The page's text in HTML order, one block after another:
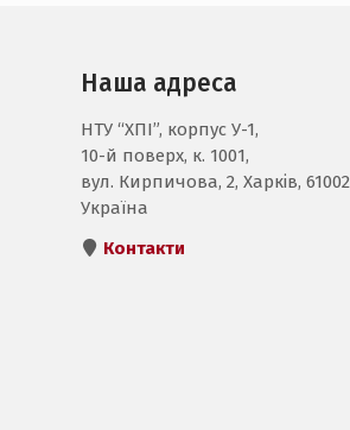
Наша адреса
НТУ “ХПІ”, корпус У-1,
10-й поверх, к. 1001,
вул. Кирпичова, 2, Харків, 61002
Україна
Контакти